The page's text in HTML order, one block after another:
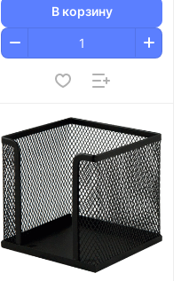
В корзину